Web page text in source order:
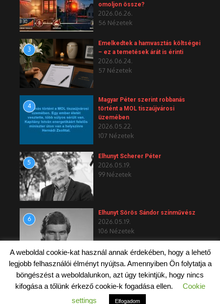
omoljon össze?
2026.06.26.
56 Nézetek
3
Emelkedtek a hamvasztás költségei
– ez a temetések árát is érinti
2026.06.24.
57 Nézetek
4
Magyar Péter szerint robbanás
történt a MOL tiszaújvárosi
üzemében
2026.05.22.
107 Nézetek
5
Elhunyt Scherer Péter
2026.05.19.
99 Nézetek
6
Elhunyt Sörös Sándor színművész
2026.05.19.
106 Nézetek
Copyright © 2026 Budapest 4 - Újpesti Magazin
A weboldal cookie-kat használ annak érdekében, hogy a lehető
legjobb felhasználói élményt nyújtsa. Amennyiben Ön folytatja a
böngészést a weboldalunkon, azt úgy tekintjük, hogy nincs
kifogása a tőlünk érkező cookie-k fogadása ellen.
Cookie
settings
Elfogadom